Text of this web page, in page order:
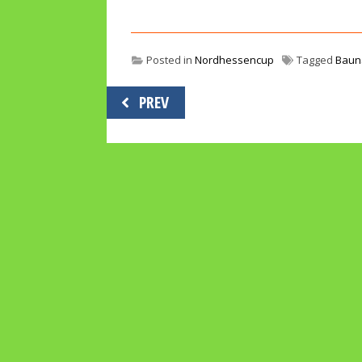
Posted in Nordhessencup Tagged
Beitragsnavigation
PREV